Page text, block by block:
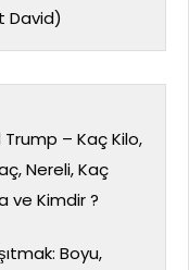
David)
– Kaç Kilo,
Nereli, Kaç
ve Kimdir ?
Boyu,